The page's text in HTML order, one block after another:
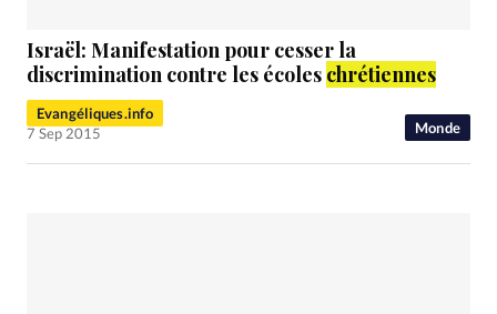
Monde
Israël: Manifestation pour cesser la
discrimination contre les écoles chrétiennes
Evangéliques.info
7 Sep 2015